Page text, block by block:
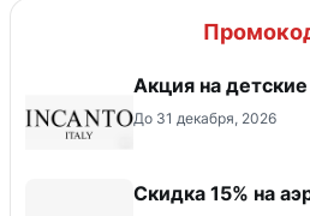
Акция на
До 31 декабря, 2026
Скидка 15% на